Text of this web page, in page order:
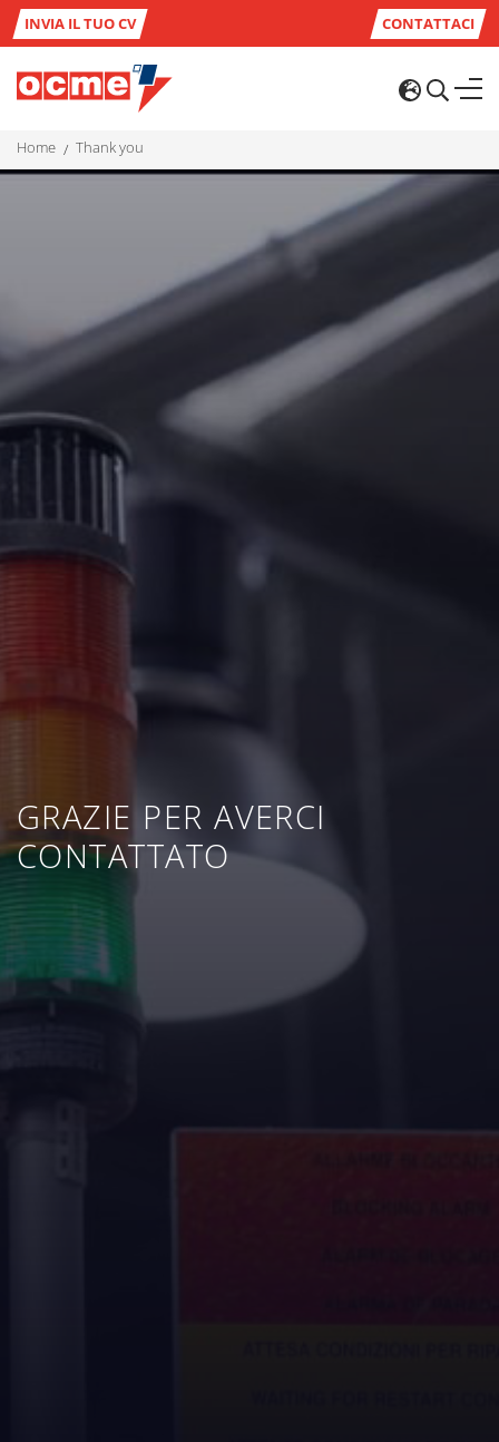
INVIA IL TUO CV CONTATTACI
home thank you
GRAZIE PER AVERCI
CONTATTATO